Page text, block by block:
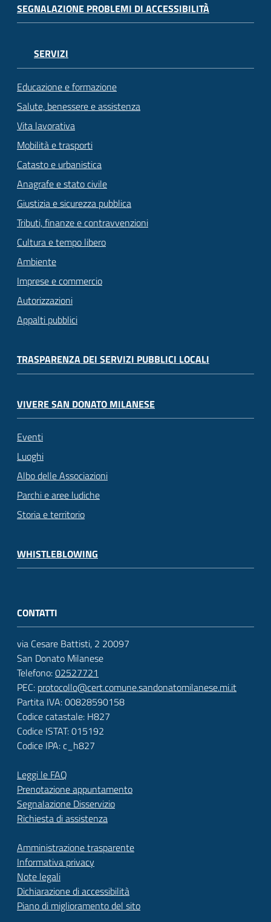
SEGNALAZIONE PROBLEMI DI ACCESSIBILITÀ
SERVIZI
Educazione e formazione
Salute, benessere e assistenza
Vita lavorativa
Mobilità e trasporti
Catasto e urbanistica
Anagrafe e stato civile
Giustizia e sicurezza pubblica
Tributi, finanze e contravvenzioni
Cultura e tempo libero
Ambiente
Imprese e commercio
Autorizzazioni
Appalti pubblici
TRASPARENZA DEI SERVIZI PUBBLICI LOCALI
VIVERE SAN DONATO MILANESE
Eventi
Luoghi
Albo delle Associazioni
Parchi e aree ludiche
Storia e territorio
WHISTLEBLOWING
CONTATTI
via Cesare Battisti, 2 20097
San Donato Milanese
Telefono:02527721
PEC: protocollo@cert.comune.sandonatomilanese.mi.it
Partita IVA: 00828590158
Codice catastale: H827
Codice ISTAT: 015192
Codice IPA: c_h827
Leggi le FAQ
Prenotazione appuntamento
Segnalazione Disservizio
Richiesta di assistenza
Amministrazione trasparente
Informativa privacy
Note legali
Dichiarazione di accessibilità
Piano di miglioramento del sito